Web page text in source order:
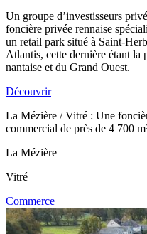
Un groupe d’investisseurs
foncière privée rennaise
un retail park situé à Saint-
Atlantis, cette dernière étant la
nantaise et du Grand Ouest.
Découvrir
La Mézière / Vitré : Une
commercial de près de 4 700
La Mézière
Vitré
Commerce